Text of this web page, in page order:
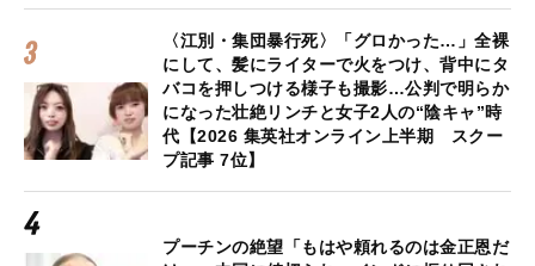
〈江別・集団暴行死〉「グロかった…」全裸
にして、髪にライターで火をつけ、背中にタ
バコを押しつける様子も撮影…公判で明らか
になった壮絶リンチと女子2人の“陰キャ”時
代【2026 集英社オンライン上半期 スクー
プ記事 7位】
プーチンの絶望「もはや頼れるのは金正恩だ